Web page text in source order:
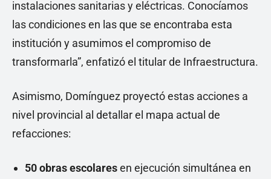
instalaciones sanitarias y eléctricas. Conocíamos
las condiciones en las que se encontraba esta
institución y asumimos el compromiso de
transformarla”, enfatizó el titular de Infraestructura.
Asimismo, Domínguez proyectó estas acciones a
nivel provincial al detallar el mapa actual de
refacciones:
50 obras escolaresen ejecución simultánea en